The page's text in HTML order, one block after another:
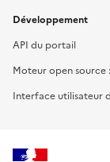
Développement
API du portail
Moteur open source
Interface utilisateur